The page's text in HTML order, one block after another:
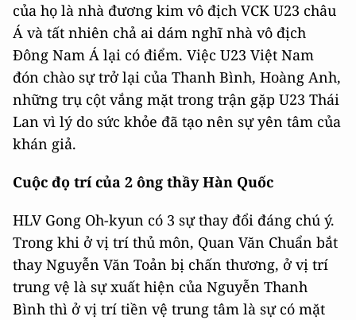
của họ là nhà đương kim vô địch VCK U23 châu
Á và tất nhiên chả ai dám nghĩ nhà vô địch
Đông Nam Á lại có điểm. Việc U23 Việt Nam
đón chào sự trở lại của Thanh Bình, Hoàng Anh,
những trụ cột vắng mặt trong trận gặp U23 Thái
Lan vì lý do sức khỏe đã tạo nên sự yên tâm của
khán giả.
Cuộc đọ trí của 2 ông thầy Hàn Quốc
HLV Gong Oh-kyun có 3 sự thay đổi đáng chú ý.
Trong khi ở vị trí thủ môn, Quan Văn Chuẩn bắt
thay Nguyễn Văn Toản bị chấn thương, ở vị trí
trung vệ là sự xuất hiện của Nguyễn Thanh
Bình thì ở vị trí tiền vệ trung tâm là sự có mặt